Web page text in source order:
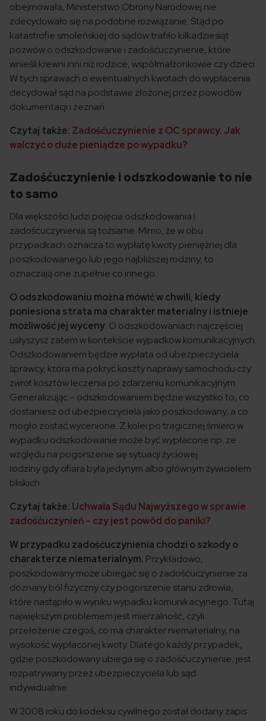
obejmowała, Ministerstwo Obrony Narodowej nie
zdecydowało się na podobne rozwiązanie. Stąd po
katastrofie smoleńskiej do sądów trafiło kilkadziesiąt
pozwów o odszkodowanie i zadośćuczynienie, które
wnieśli krewni inni niż rodzice, współmałżonkowie czy dzieci.
W tych sprawach o ewentualnych kwotach do wypłacenia
decydował sąd na podstawie złożonej przez powodów
dokumentacji i zeznań.
Czytaj także: Zadośćuczynienie z OC sprawcy. Jak
walczyć o duże pieniądze po wypadku?
Zadośćuczynienie i odszkodowanie to nie
to samo
Dla większości ludzi pojęcia odszkodowania i
zadośćuczynienia są tożsame. Mimo, że w obu
przypadkach oznacza to wypłatę kwoty pieniężnej dla
poszkodowanego lub jego najbliższej rodziny, to
oznaczają one zupełnie co innego.
O odszkodowaniu można mówić w chwili, kiedy
poniesiona strata ma charakter materialny i istnieje
możliwość jej wyceny. O odszkodowaniach najczęściej
usłyszysz zatem w kontekście wypadków komunikacyjnych.
Odszkodowaniem będzie wypłata od ubezpieczyciela
sprawcy, która ma pokryć koszty naprawy samochodu czy
zwrot kosztów leczenia po zdarzeniu komunikacyjnym.
Generalizując – odszkodowaniem będzie wszystko to, co
dostaniesz od ubezpieczyciela jako poszkodowany, a co
mogło zostać wycenione. Z kolei po tragicznej śmierci w
wypadku odszkodowanie może być wypłacone np. ze
względu na pogorszenie się sytuacji życiowej
rodziny gdy ofiara była jedynym albo głównym żywicielem
bliskich.
Czytaj także: Uchwała Sądu Najwyższego w sprawie
zadośćuczynień – czy jest powód do paniki?
W przypadku zadośćuczynienia chodzi o szkody o
charakterze niematerialnym. Przykładowo,
poszkodowany może ubiegać się o zadośćuczynienie za
doznany ból fizyczny czy pogorszenie stanu zdrowia,
które nastąpiło w wyniku wypadku komunikacyjnego. Tutaj
największym problemem jest mierzalność, czyli
przełożenie czegoś, co ma charakter niematerialny, na
wysokość wypłaconej kwoty. Dlatego każdy przypadek,
gdzie poszkodowany ubiega się o zadośćuczynienie, jest
rozpatrywany przez ubezpieczyciela lub sąd
indywidualnie.
W 2008 roku do kodeksu cywilnego został dodany zapis